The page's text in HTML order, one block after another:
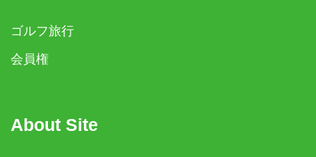
ゴルフ旅行
会員権
About Site